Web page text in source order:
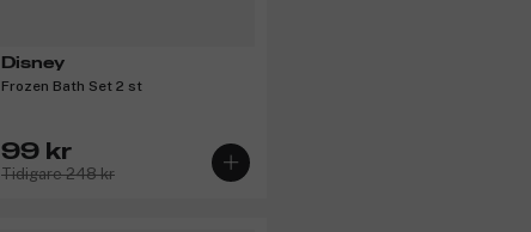
Disney
Frozen Bath Set 2 st
99 kr
Tidigare 248 kr